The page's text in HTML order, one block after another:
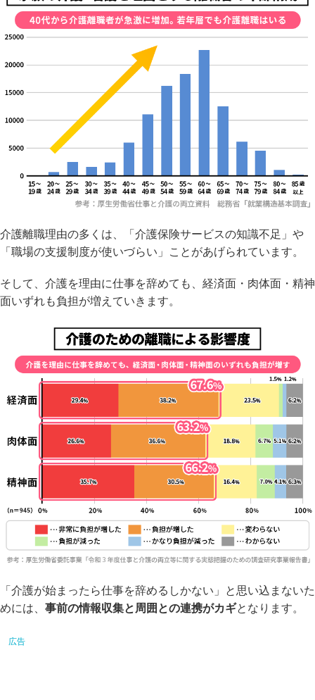
介護離職理由の多くは、「介護保険サービスの知識不足」や
「職場の支援制度が使いづらい」ことがあげられています。
そして、介護を理由に仕事を辞めても、経済面・肉体面・精神
面いずれも負担が増えていきます。
「介護が始まったら仕事を辞めるしかない」と思い込まないた
めには、 事前の情報収集と周囲との連携がカギとなります。